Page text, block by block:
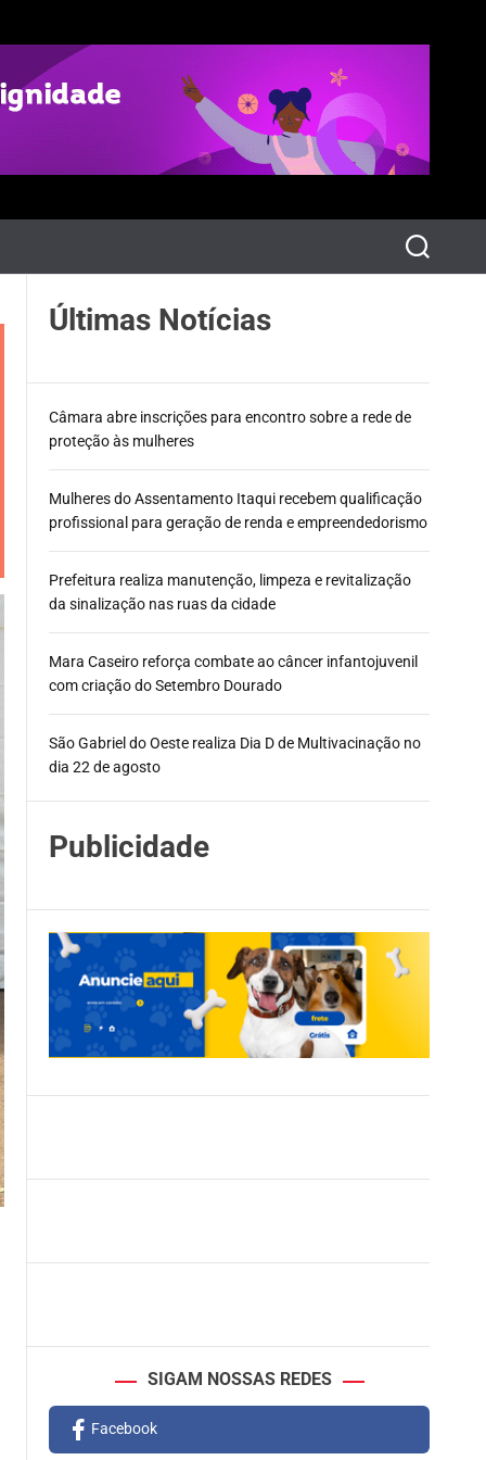
P
e
a
Últimas Notícias
Câmara abre inscrições para encontro sobre a rede de
proteção às mulheres
Mulheres do Assentamento Itaqui recebem qualificação
profissional para geração de renda e empreendedorismo
Prefeitura realiza manutenção, limpeza e revitalização
da sinalização nas ruas da cidade
Mara Caseiro reforça combate ao câncer infantojuvenil
com criação do Setembro Dourado
São Gabriel do Oeste realiza Dia D de Multivacinação no
dia 22 de agosto
Publicidade
SIGAM NOSSAS REDES
Facebook